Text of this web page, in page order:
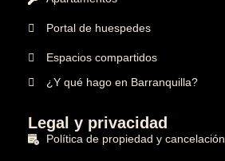
Portal de huespedes
Espacios compartidos
¿Y qué hago en Barranquilla?
Legal y privacidad
Política de propiedad y cancelación